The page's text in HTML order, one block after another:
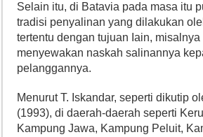
Selain itu, di Batavia pada masa itu
tradisi penyalinan yang dilakukan
tertentu dengan tujuan Iain, misalnya
menyewakan naskah salinannya
pelanggannya.
Menurut T. Iskandar, seperti dikutip
(1993), di daerah-daerah seperti
Kampung Jawa, Kampung Peluit,